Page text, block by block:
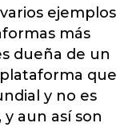
ejemplos
más
dueña de un
que
y no es
aun así son